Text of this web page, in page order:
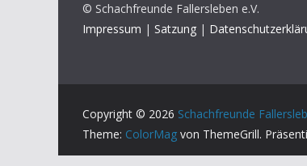
© Schachfreunde Fallersleben e.V.
Impressum | Satzung |
Copyright © 2026 Schachfreunde
Theme: ColorMag von ThemeGrill.